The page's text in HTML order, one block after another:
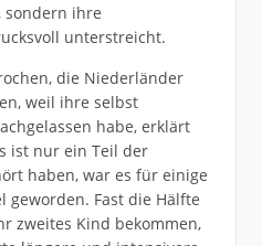
sondern ihre
unterstreicht.
die Niederländer
weil ihre selbst
habe, erklärt
ist nur ein Teil der
haben, war es für einige
geworden. Fast die Hälfte
zweites Kind bekommen,